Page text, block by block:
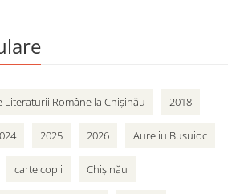
Literaturii Române la Chișinău 2018
2025 2026 Aureliu Busuioc
carte copii Chișinău